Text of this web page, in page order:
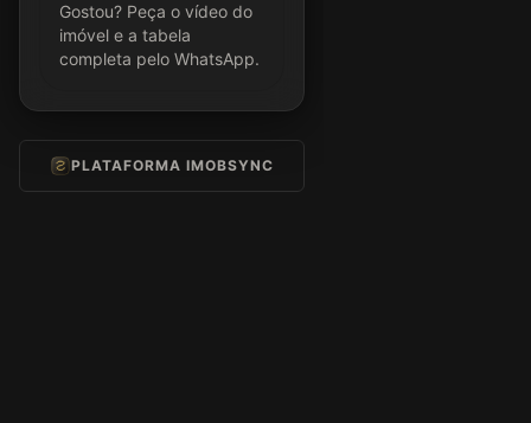
Gostou? Peça o vídeo do
imóvel e a tabela
completa pelo WhatsApp.
PLATAFORMA IMOBSYNC